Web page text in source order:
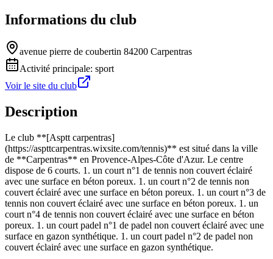
Informations du club
avenue pierre de coubertin 84200 Carpentras
Activité principale: sport
Voir le site du club
Description
Le club **[Asptt carpentras]
(https://aspttcarpentras.wixsite.com/tennis)** est situé dans la ville
de **Carpentras** en Provence-Alpes-Côte d'Azur. Le centre
dispose de 6 courts. 1. un court n°1 de tennis non couvert éclairé
avec une surface en béton poreux. 1. un court n°2 de tennis non
couvert éclairé avec une surface en béton poreux. 1. un court n°3 de
tennis non couvert éclairé avec une surface en béton poreux. 1. un
court n°4 de tennis non couvert éclairé avec une surface en béton
poreux. 1. un court padel n°1 de padel non couvert éclairé avec une
surface en gazon synthétique. 1. un court padel n°2 de padel non
couvert éclairé avec une surface en gazon synthétique.